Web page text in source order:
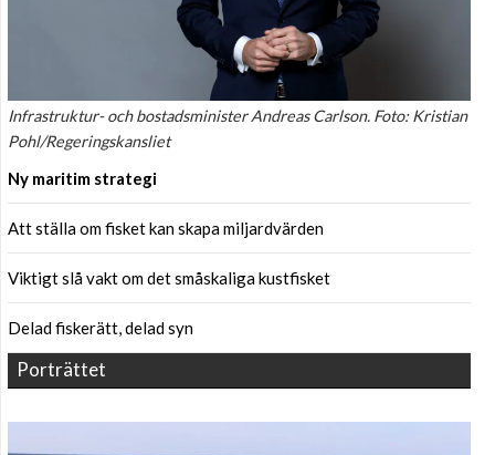
Infrastruktur- och bostadsminister Andreas Carlson. Foto: Kristian
Pohl/Regeringskansliet
Ny maritim strategi
Att ställa om fisket kan skapa miljardvärden
Viktigt slå vakt om det småskaliga kustfisket
Delad fiskerätt, delad syn
Porträttet